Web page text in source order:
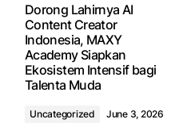
Dorong Lahirnya AI
Content Creator
Indonesia, MAXY
Academy Siapkan
Ekosistem Intensif bagi
Talenta Muda
Uncategorized June 3, 2026